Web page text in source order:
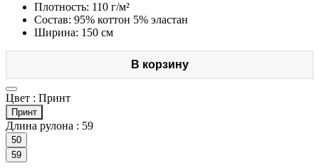
Плотность: 110 г/м²
Состав: 95% коттон 5% эластан
Ширина: 150 см
В корзину
Цвет : Принт
Принт
Длина рулона : 59
50
59